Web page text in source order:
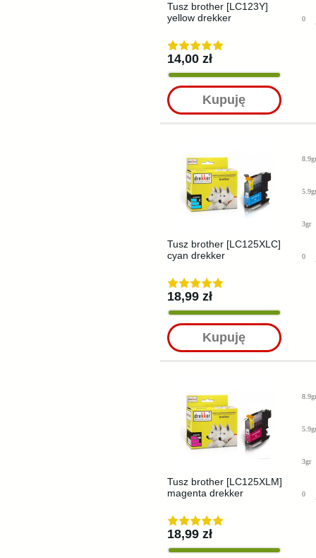
Tusz brother [LC123Y]
yellow drekker
14,00 zł
Kupuję
0
Tusz brother [LC125XLC]
cyan drekker
18,99 zł
Kupuję
8.9gr
5.9gr
3gr
0
Tusz brother [LC125XLM]
magenta drekker
18,99 zł
8.9gr
5.9gr
3gr
0